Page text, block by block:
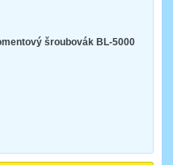
šroubovák BL-5000